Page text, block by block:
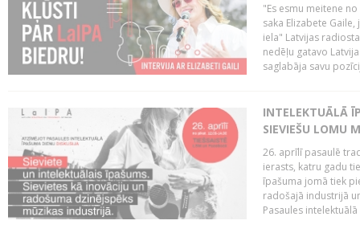
"Es esmu meitene
saka Elizabete
iela" Latvijas
nedēļu gatavo
saglabāja savu
INTELEKTUĀLĀ
SIEVIEŠU LOMU
26. aprīlī pasaulē
ierasts, katru gadu
īpašuma jomā tiek
radošajā industrijā
Pasaules